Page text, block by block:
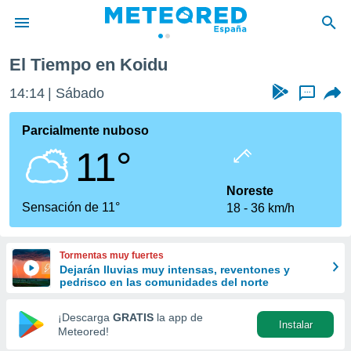
de
por
se
calidad.
a este
las
y
forma
digital
basada
El Tiempo en Koidu
14:14 Sábado ...
Parcialmente nuboso
11°
Sensación de 11°
Noreste
18
36 km/h
Tormentas muy fuertes
Dejarán lluvias muy intensas, reventones y
pedrisco en las comunidades del norte
¡Descarga GRATIS la app de
Meteored!
Instalar